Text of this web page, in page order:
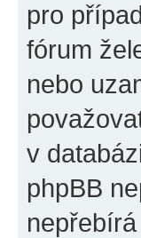
pro
fórum
nebo
v
phpBB